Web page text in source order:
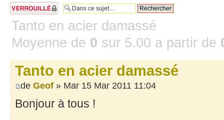
Sujet verrouillé
Tanto en acier damassé
Moyenne de 0 sur 5.00 a partir de
Tanto en acier damassé
de Geof » Mar 15 Mar 2011 11:04
Bonjour à tous !